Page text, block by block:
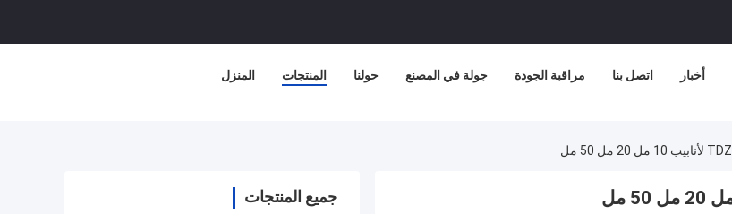
المنزل المنتجات حولنا جولة في المصنع مراقبة الجودة اتصل بنا أخبار
جميع المنتجات